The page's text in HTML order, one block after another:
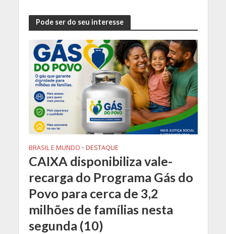
Pode ser do seu interesse
BRASIL E MUNDO • DESTAQUE
CAIXA disponibiliza vale-
recarga do Programa Gás do
Povo para cerca de 3,2
milhões de famílias nesta
segunda (10)